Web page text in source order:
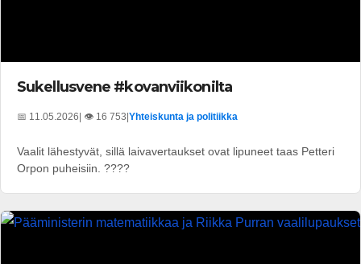
Sukellusvene #kovanviikonilta
📅 11.05.2026 | 👁️ 16 753 Yhteiskunta ja politiikka
Vaalit lähestyvät, sillä laivavertaukset ovat lipuneet taas Petteri
Orpon puheisiin. ????